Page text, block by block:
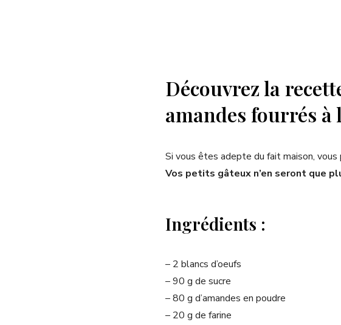
Découvrez la
amandes fourrés
Si vous êtes adepte du fait maison,
Vos petits gâteux n’en seront que
Ingrédients :
– 2 blancs d’oeufs
– 90 g de sucre
– 80 g d’amandes en poudre
– 20 g de farine